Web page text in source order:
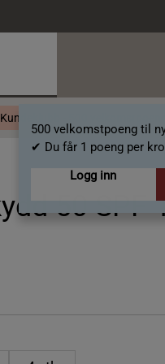
500 velkomstpoeng til
✔ Du får 1 poeng per
Logg inn
- 500 velkomstpoeng
50 SPF